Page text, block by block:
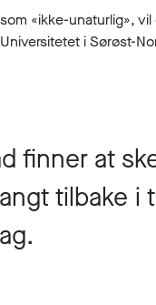
«ikke-unaturlig»,
i Sørøst-
finner at
tilbake i